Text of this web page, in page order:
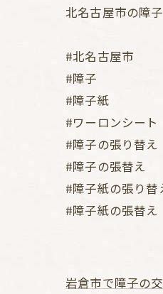
北名古屋市の障
#北名古屋市
#障子
#障子紙
#ワーロンシート
#障子の張り替え
#障子の張替え
#障子紙の張り替
#障子紙の張替え
岩倉市で障子の